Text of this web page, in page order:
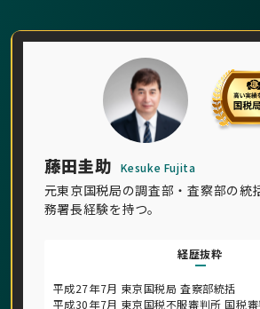
藤田圭助 Kesuke Fujita
元東京国税局の調査部・査察部の統
務署長経験を持つ。
経歴抜粋
平成27年7月 東京国税局 査察部統括
平成30年7月 東京国税不服審判所 国税審